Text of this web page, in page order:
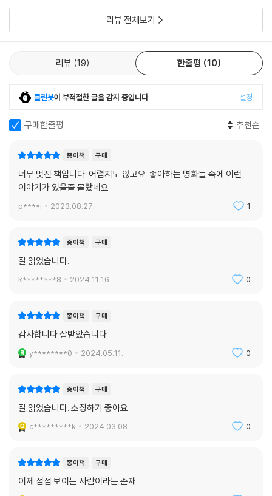
문하는 바토리 백작 부인〉을 통해 여성에 대한 편견이 얼마나 무서운 결과
를 가져왔는지 이야기한다. 피에트로 롱기의 〈실신〉이라는 그림에서 여성
의 아름다움을 강요하던 폭력의 상징 ‘코르셋’에 대해 살펴보고, 죽을 때도
아름다워야 했던 폴 들라로슈의 〈레이디 제인 그레이의 처형〉을 보며 대한
민국 항공사 일가의 인권침해 및 차별의 민낯을 가감 없이 이야기한다. 반
기하는 엘렌 테리〉와 연결지어 여성 참정권의 역사를 되짚어보는가 하면,
도미에의 〈블루스타킹〉과 아르테미시아 젠틸레스키의 〈홀로페르네스의
하기도 한다.
제2부 ‘노동’에서는 빈센트 반 고흐의 〈정오의 휴식〉을 보며 노동자의 휴식
의 〈민중을 이끄는 자유의 여신: 1830년 7월 28일〉을 보며 가난한 여성이
리야 레핀의 〈볼가 강의 노동자들〉과 헨리 윌리스의 〈돌 깨는 사람〉을 보며
서울 구의역 스크린도어 사고로 사망한 한 청년의 불안정했던 노동환경을
비판하고, 르네상스 시기에 그린 동양인의 초상화를 보며 외국인일지라도
노동하는 데 있어 차별받지 않아야 함과 적절한 생활수준을 누릴 수 있어
‘세계 여성의 날’ 제정과 무려 천 년에 걸쳐 지은 아름다운 ‘몽생미셸’ 뒤에
평범한 사람들의 혹독한 노동이 가려져 있었음을 간과하지 않아야 한다고
일침을 가한다.
경을 인도하다〉를 보며 우리 일상에서 비일비재한 장애 혐오 표현을 살펴
보고, 서민의 삶을 가장 사실적으로 그려낸 화가 오노레 도미에의 〈구출〉을
보며 시리아 난민 쿠르디를 떠올린다. 영국 화가 포드 매덕스 브라운의 〈영
국의 최후〉를 보며 대한민국 국민 역시 난민이었던 역사를 거슬러 살피고
스트랄의 〈흑인과 앵무새와 원숭이〉와 윌리엄 터너의 〈노예선〉에서 흑인의
자에 대한 ‘다름’을 혐오하고 차별하는 행위를, 귀스타브 쿠르베의 〈안녕하
리뷰 전체보기
리뷰 19 한줄평 10
클린봇이 부적절한 글을 감지 중입니다. 설정
구매한줄평 추천순
종이책 구매
너무 멋진 책입니다. 어렵지도 않고요. 좋아하는 명화들 속에 이런
이야기가 있을줄 몰랐네요
p****i 2023.08.27. 1
종이책 구매
잘 읽었습니다.
k********8 2024.11.16. 0
종이책 구매
감사합니다 잘받았습니다
y********0 2024.05.11. 0
종이책 구매
잘 읽었습니다. 소장하기 좋아요.
c*********k 2024.03.08. 0
종이책 구매
이제 점점 보이는 사람이라는 존재